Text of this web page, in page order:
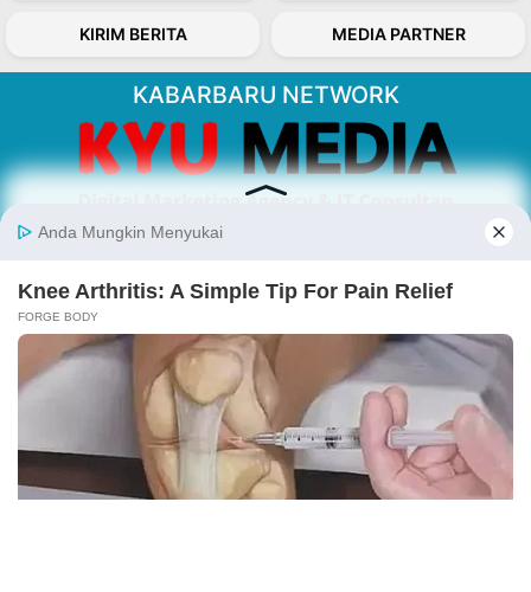
KIRIM BERITA MEDIA PARTNER
KABARBARU NETWORK
About Our Kabarbaru.co
inspiratif dari sudut pandang berbaik sangka
Follow Kabarbaru